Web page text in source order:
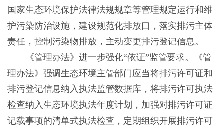
国家生态环境保护法律法规规章等管理规定运行和维
护污染防治设施，建设规范化排放口，落实排污主体
责任，控制污染物排放，主动变更排污登记信息。
《管理办法》进一步强化“依证”监管要求。《管
理办法》强调生态环境主管部门应当将排污许可证和
排污登记信息纳入执法监管数据库，将排污许可执法
检查纳入生态环境执法年度计划，加强对排污许可证
记载事项的清单式执法检查，定期组织开展排污许可